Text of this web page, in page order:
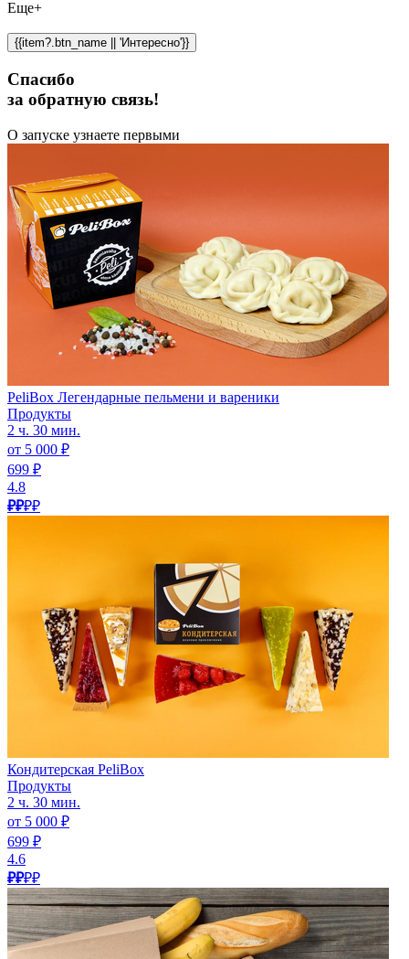
Еще+
{{item?.btn_name || 'Интересно'}}
Спасибо
за обратную связь!
О запуске узнаете первыми
PeliBox Легендарные пельмени и вареники
Продукты
2 ч. 30 мин.
от 5 000 ₽
699 ₽
4.8
₽₽₽₽
Кондитерская PeliBox
Продукты
2 ч. 30 мин.
от 5 000 ₽
699 ₽
4.6
₽₽₽₽